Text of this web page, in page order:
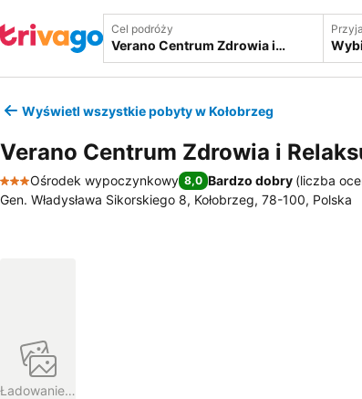
Cel podróży
Wyświetl wszystkie pobyty w Kołobrzeg
Verano Centrum Zdrowia i
3 Kategoria
Ośrodek wypoczynkowy 8,0 Bardzo dobry (liczba
Gen. Władysława Sikorskiego 8, Kołobrzeg, 78-100, Polska
Ładowanie…